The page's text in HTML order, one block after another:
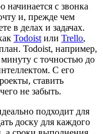
начинается с звонка
и, прежде чем
в делах и задачах.
Todoist или Trello,
Todoist, например,
с точностью до
С его
ставить
не забыть.
подходит для
доску для каждого